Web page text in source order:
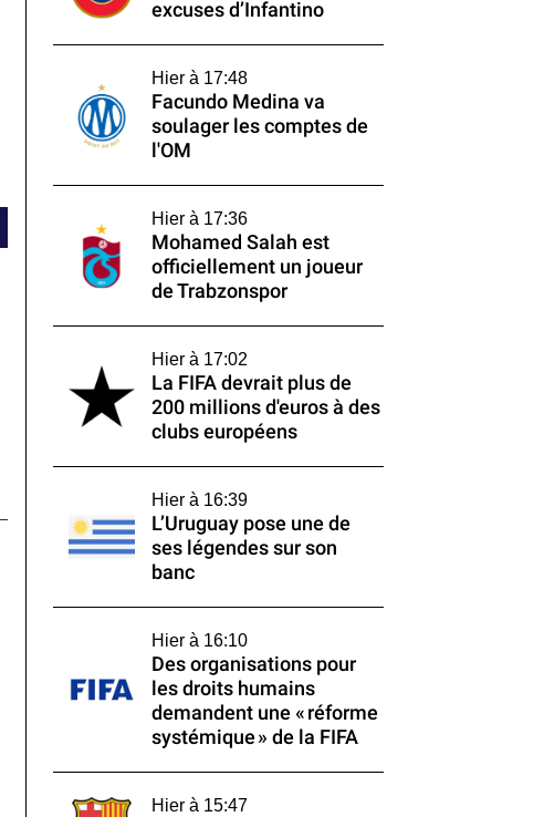
excuses d’Infantino
Hier à 17:48
Facundo Medina va
soulager les comptes de
l'OM
Hier à 17:36
Mohamed Salah est
officiellement un joueur
de Trabzonspor
Hier à 17:02
La FIFA devrait plus de
200 millions d'euros à des
clubs européens
Hier à 16:39
L’Uruguay pose une de
ses légendes sur son
banc
Hier à 16:10
Des organisations pour
les droits humains
demandent une « réforme
systémique » de la FIFA
Hier à 15:47